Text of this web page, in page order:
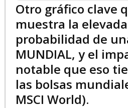
Otro gráfico clave
muestra la elevada
probabilidad de
MUNDIAL, y el
notable que eso
las bolsas
MSCI World).